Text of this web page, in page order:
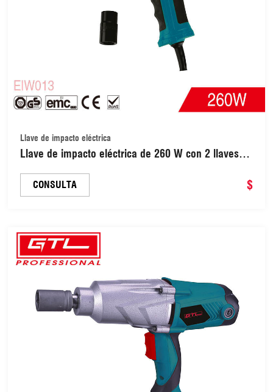
Llave de impacto eléctrica
Llave de impacto eléctrica de 260 W con 2 llaves
CONSULTA $